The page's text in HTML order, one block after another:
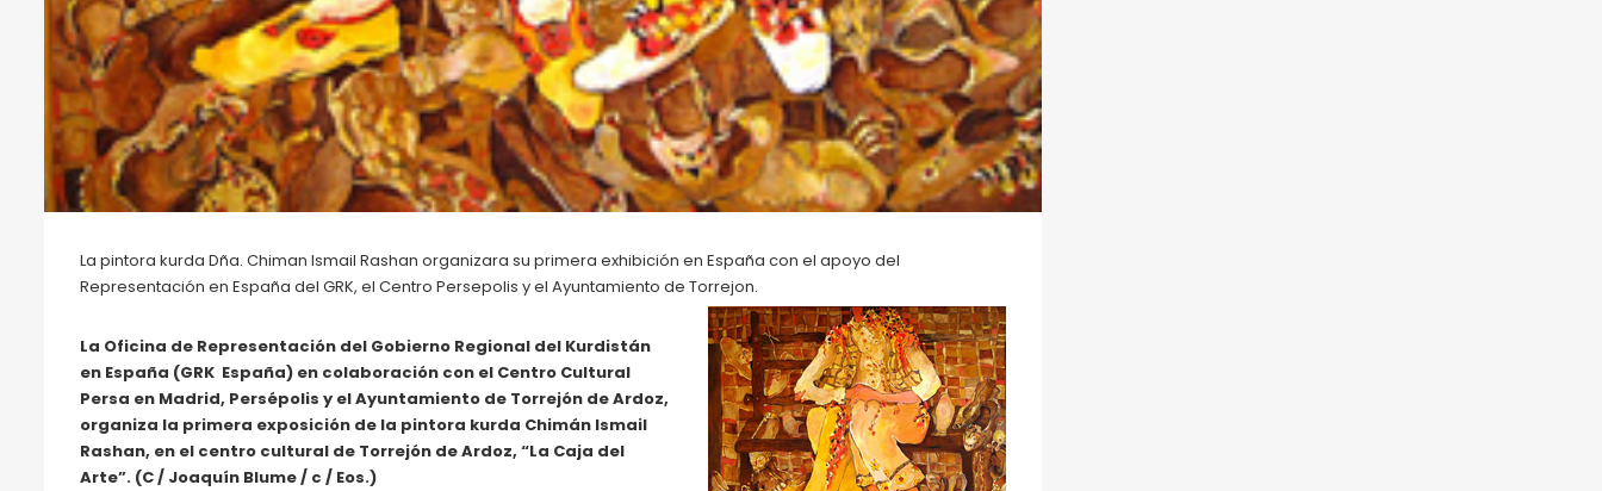
La pintora kurda Dña. Chiman Ismail Rashan organizara su primera exhibición en España con el apoyo del
Representación en España del GRK, el Centro Persepolis y el Ayuntamiento de Torrejon.
La Oficina de Representación del Gobierno Regional del Kurdistán
en España (GRK España) en colaboración con el Centro Cultural
Persa en Madrid, Persépolis y el Ayuntamiento de Torrejón de Ardoz,
organiza la primera exposición de la pintora kurda Chimán Ismail
Rashan, en el centro cultural de Torrejón de Ardoz, “La Caja del
Arte”. (C / Joaquín Blume / c / Eos.)